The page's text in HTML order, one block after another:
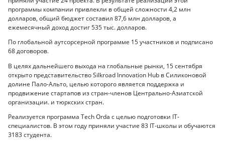
программы компании привлекли в общей сложности 4,2 млн
долларов, общий бюджет составил 87,6 млн долларов, а
ежемесячный доход достиг 535 тыс. долларов.
По глобальной аутсорсерной программе 15 участников и подписано
68 договоров.
В целях дальнейшего выхода на глобальные рынки, 15 сентября
открыто представительство Silkroad Innovation Hub в Силиконовой
долине Пало-Альто, целью которого является поддержка и
продвижение стартапов из стран-членов Центрально-Азиатской
организации. и тюркских стран.
Реализуется программа Tech Orda с целью подготовки IT-
специалистов. В этом году приняли участие 83 IT-школы и обучаются
3183 студента.